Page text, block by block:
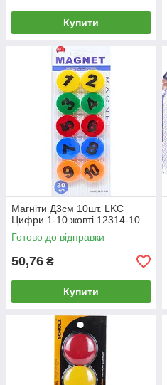
Купити
Магніти Д3см 10шт. LKC
Цифри 1-10 жовті 12314-10
Готово до відправки
50,76 ₴
Купити